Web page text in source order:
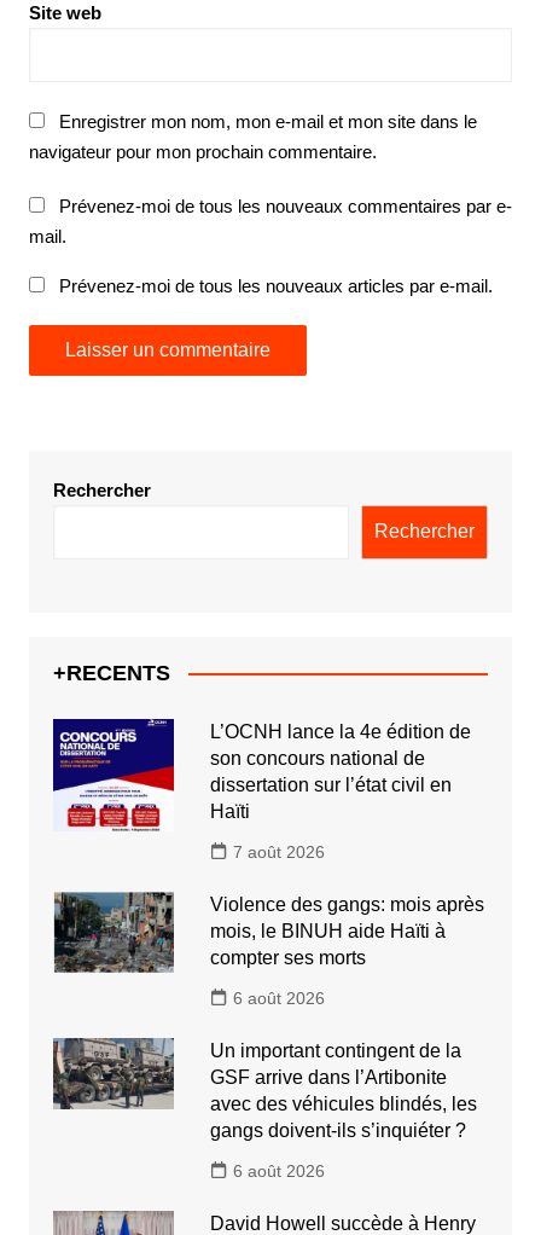
Site web
Enregistrer mon nom, mon e-mail et mon site dans le
navigateur pour mon prochain commentaire.
Prévenez-moi de tous les nouveaux commentaires par e-
mail.
Prévenez-moi de tous les nouveaux articles par e-mail.
Rechercher
Rechercher
+RECENTS
L’OCNH lance la 4e édition de
son concours national de
dissertation sur l’état civil en
Haïti
7 août 2026
Violence des gangs: mois après
mois, le BINUH aide Haïti à
compter ses morts
6 août 2026
Un important contingent de la
GSF arrive dans l’Artibonite
avec des véhicules blindés, les
gangs doivent-ils s’inquiéter ?
6 août 2026
David Howell succède à Henry